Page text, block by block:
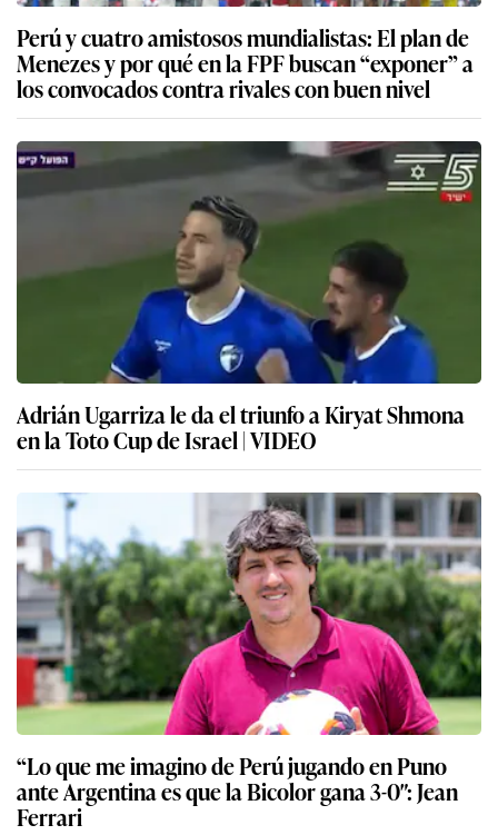
Perú y cuatro amistosos mundialistas: El plan de
Menezes y por qué en la FPF buscan “exponer” a
los convocados contra rivales con buen nivel
Adrián Ugarriza le da el triunfo a Kiryat Shmona
en la Toto Cup de Israel | VIDEO
“Lo que me imagino de Perú jugando en Puno
ante Argentina es que la Bicolor gana 3-0″: Jean
Ferrari